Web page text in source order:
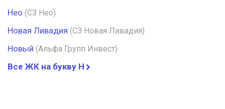
Нео (СЗ Нео)
Новая Ливадия (СЗ Новая Ливадия)
Новый (Альфа Групп Инвест)
Все ЖК на букву Н